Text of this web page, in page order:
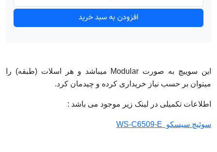
افزودن به سبد خرید
این سوییچ به صورت Modular میباشد و هر اسلات (طبقه) را
میتوان بر حسب نیاز خریداری کرده و چیدمان کرد.
اطلاعات تکمیلی در لینک زیر موجود می باشد :
سوئیچ سیسکو WS-C6509-E